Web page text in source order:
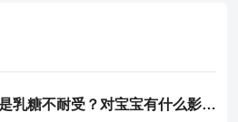
什么是乳糖不耐受？对宝宝有什么影响？